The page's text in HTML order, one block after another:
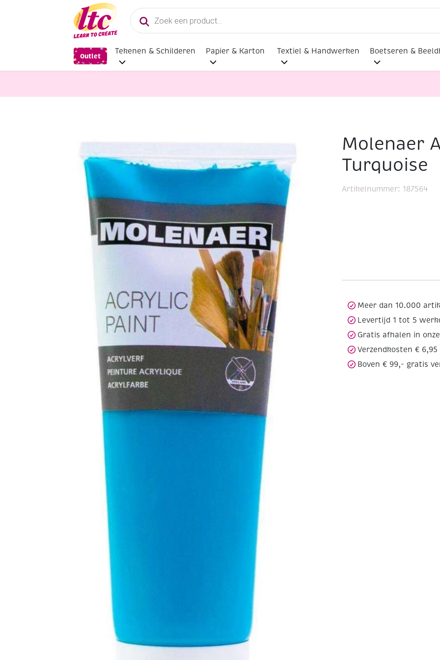
Producten
zoeken
Outlet
Tekenen & Schilderen Papier & Karton Textiel & Handwerken Boetseren &
Molenaer
Turquoise
Artikelnummer: 187564
Meer dan 10.000
Levertijd 1 tot 5
Gratis afhalen in
Verzendkosten € 6,95
Boven € 99,- gratis